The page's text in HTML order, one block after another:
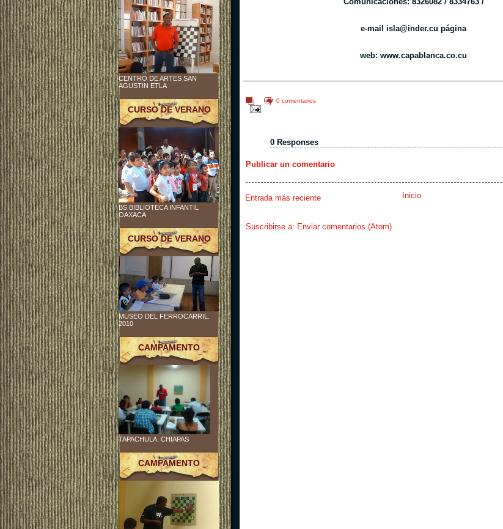
e-mail isla@inder.cu página
web: www.capablanca.co.cu
0 comentarios
0 Responses
Publicar un comentario
Entrada más reciente Inicio
Suscribirse a: Enviar comentarios (Atom)
CENTRO DE ARTES SAN
AGUSTIN ETLA
CURSO DE VERANO
BS BIBLIOTECA INFANTIL
OAXACA
CURSO DE VERANO
MUSEO DEL FERROCARRIL.
2010
CAMPAMENTO
TAPACHULA. CHIAPAS
CAMPAMENTO